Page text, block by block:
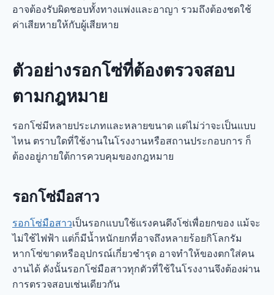
อาจต้องรับผิดชอบทั้งทางแพ่งและอาญา รวมถึงต้องชดใช้
ค่าเสียหายให้กับผู้เสียหาย
ตัวอย่างรอกโซ่ที่ต้องตรวจสอบ
ตามกฎหมาย
รอกโซ่มีหลายประเภทและหลายขนาด แต่ไม่ว่าจะเป็นแบบ
ไหน ตราบใดที่ใช้งานในโรงงานหรือสถานประกอบการ ก็
ต้องอยู่ภายใต้การควบคุมของกฎหมาย
รอกโซ่มือสาว
รอกโซ่มือสาวเป็นรอกแบบใช้แรงคนดึงโซ่เพื่อยกของ แม้จะ
ไม่ใช้ไฟฟ้า แต่ก็มีน้ำหนักยกที่อาจถึงหลายร้อยกิโลกรัม
หากโซ่ขาดหรืออุปกรณ์เกี่ยวชำรุด อาจทำให้ของตกใส่คน
งานได้ ดังนั้นรอกโซ่มือสาวทุกตัวที่ใช้ในโรงงานจึงต้องผ่าน
การตรวจสอบเช่นเดียวกัน